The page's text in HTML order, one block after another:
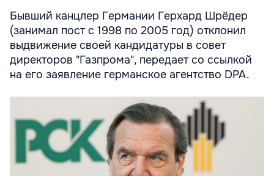
Бывший канцлер Германии Герхард Шрёдер
(занимал пост с 1998 по 2005 год) отклонил
выдвижение своей кандидатуры в совет
директоров "Газпрома", передает со ссылкой
на его заявление германское агентство DPA.